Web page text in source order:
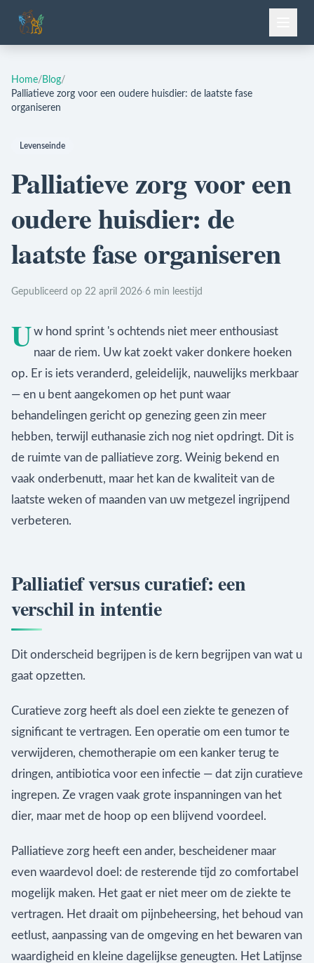
Home/ Blog/
Palliatieve zorg voor een oudere huisdier: de laatste fase
organiseren
Levenseinde
Palliatieve zorg voor een
oudere huisdier: de
laatste fase organiseren
Gepubliceerd op 22 april 2026·6 min leestijd
Uw hond sprint 's ochtends niet meer enthousiast
naar de riem. Uw kat zoekt vaker donkere hoeken
op. Er is iets veranderd, geleidelijk, nauwelijks merkbaar
— en u bent aangekomen op het punt waar
behandelingen gericht op genezing geen zin meer
hebben, terwijl euthanasie zich nog niet opdringt. Dit is
de ruimte van de palliatieve zorg. Weinig bekend en
vaak onderbenutt, maar het kan de kwaliteit van de
laatste weken of maanden van uw metgezel ingrijpend
verbeteren.
Palliatief versus curatief: een
verschil in intentie
Dit onderscheid begrijpen is de kern begrijpen van wat u
gaat opzetten.
Curatieve zorg heeft als doel een ziekte te genezen of
significant te vertragen. Een operatie om een tumor te
verwijderen, chemotherapie om een kanker terug te
dringen, antibiotica voor een infectie — dat zijn curatieve
ingrepen. Ze vragen vaak grote inspanningen van het
dier, maar met de hoop op een blijvend voordeel.
Palliatieve zorg heeft een ander, bescheidener maar
even waardevol doel: de resterende tijd zo comfortabel
mogelijk maken. Het gaat er niet meer om de ziekte te
vertragen. Het draait om pijnbeheersing, het behoud van
eetlust, aanpassing van de omgeving en het bewaren van
waardigheid en kleine dagelijkse geneugten. Het Latijnse